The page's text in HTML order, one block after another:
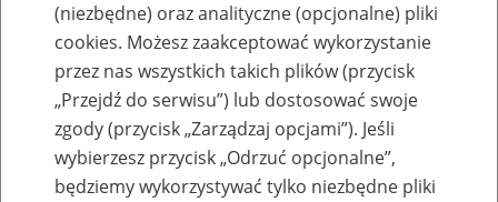
Komunikaty
(niezbędne) oraz analityczne (opcjonalne) pliki
cookies. Możesz zaakceptować wykorzystanie
przez nas wszystkich takich plików (przycisk
„Przejdź do serwisu”) lub dostosować swoje
zgody (przycisk „Zarządzaj opcjami”). Jeśli
wybierzesz przycisk „Odrzuć opcjonalne”,
będziemy wykorzystywać tylko niezbędne pliki